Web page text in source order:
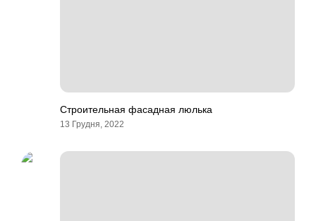
Строительная фасадная люлька
13 Грудня, 2022